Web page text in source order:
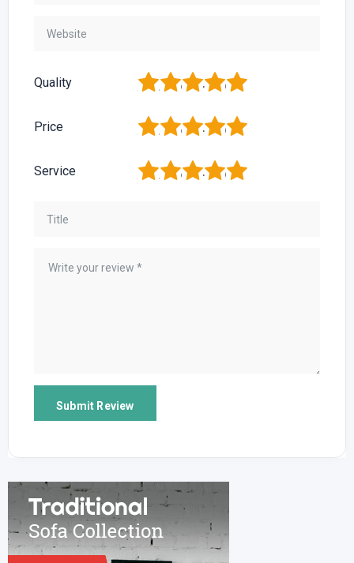
Quality 5
4
3
2
Price 5
4
3
2
Service 5
4
3
2